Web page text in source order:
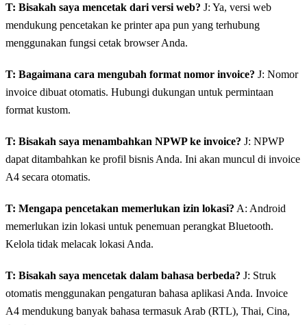
T: Bisakah saya mencetak dari versi web? J: Ya, versi web
mendukung pencetakan ke printer apa pun yang terhubung
menggunakan fungsi cetak browser Anda.
T: Bagaimana cara mengubah format nomor invoice? J: Nomor
invoice dibuat otomatis. Hubungi dukungan untuk permintaan
format kustom.
T: Bisakah saya menambahkan NPWP ke invoice? J: NPWP
dapat ditambahkan ke profil bisnis Anda. Ini akan muncul di invoice
A4 secara otomatis.
T: Mengapa pencetakan memerlukan izin lokasi? A: Android
memerlukan izin lokasi untuk penemuan perangkat Bluetooth.
Kelola tidak melacak lokasi Anda.
T: Bisakah saya mencetak dalam bahasa berbeda? J: Struk
otomatis menggunakan pengaturan bahasa aplikasi Anda. Invoice
A4 mendukung banyak bahasa termasuk Arab (RTL), Thai, Cina,